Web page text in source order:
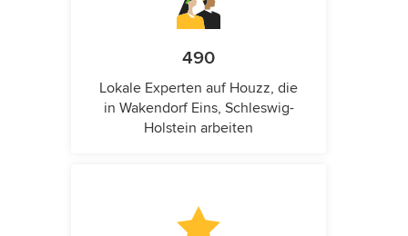
490
Lokale Experten auf Houzz, die
in Wakendorf Eins, Schleswig-
Holstein arbeiten